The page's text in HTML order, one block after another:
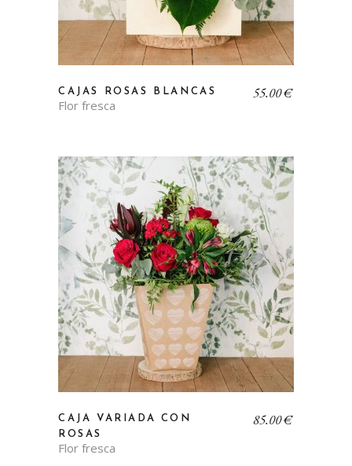
CAJAS ROSAS BLANCAS
Flor fresca
55,00€
CAJA VARIADA CON
ROSAS
Flor fresca
85,00€